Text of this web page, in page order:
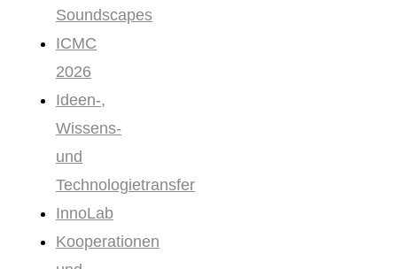
Soundscapes
ICMC
2026
Ideen-,
Wissens-
und
Technologietransfer
InnoLab
Kooperationen